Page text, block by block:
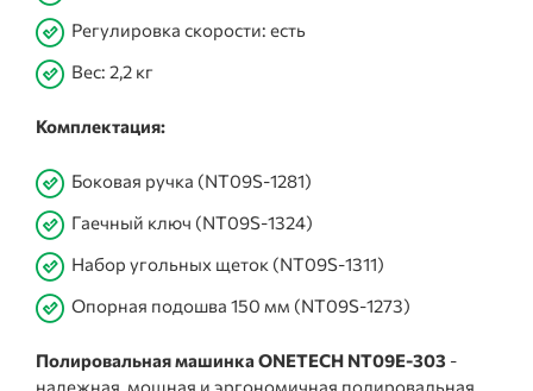
Регулировка скорости: есть
Вес: 2,2 кг
Комплектация:
Боковая ручка (NT09S-1281)
Гаечный ключ (NT09S-1324)
Набор угольных щеток (NT09S-1311)
Опорная подошва 150 мм (NT09S-1273)
Полировальная машинка ONETECH NT09E-303 -
надежная, мощная и эргономичная полировальная